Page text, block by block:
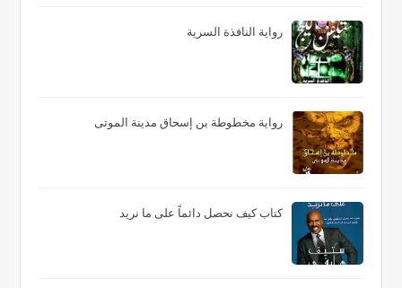
رواية النافذة السرية
رواية مخطوطة بن إسحاق مدينة الموتى
كتاب كيف نحصل دائماً على ما نريد